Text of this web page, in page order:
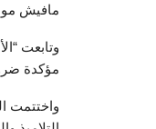
مافيش
وتابعت
مؤكدة
واختتمت